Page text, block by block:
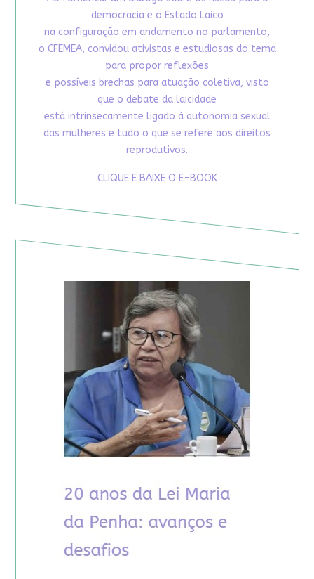
democracia e o Estado Laico
na configuração em andamento no parlamento,
o CFEMEA, convidou ativistas e estudiosas do tema
para propor reflexões
e possíveis brechas para atuação coletiva, visto
que o debate da laicidade
está intrinsecamente ligado à autonomia sexual
das mulheres e tudo o que se refere aos direitos
reprodutivos.
CLIQUE E BAIXE O E-BOOK